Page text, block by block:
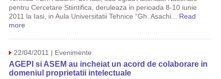
pentru Cercetare Stiintifica, deruleaza in perioada 8-10 iunie
2011 la Iasi, in Aula Universitatii Tehnice “Gh. Asachi... Read
more
22/04/2011 | Evenimente
AGEPI si ASEM au incheiat un acord de colaborare in
domeniul proprietatii intelectuale